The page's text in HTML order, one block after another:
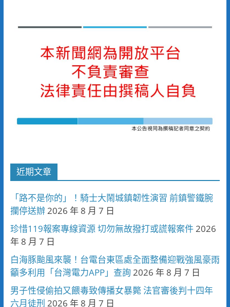
近期文章
「路不是你的」！騎士大鬧城鎮韌性演習 前鎮警鐵腕
攔停送辦2026 年 8 月 7 日
珍惜119報案專線資源 切勿無故撥打或謊報案件2026
年 8 月 7 日
白海豚颱風來襲！台電台東區處全面整備迎戰強風豪雨
籲多利用「台灣電力APP」查詢 2026 年 8 月 7 日
男子性侵偷拍又餵毒致傳播女暴斃 法官審後判十四年
六月徒刑 2026 年 8 月 7 日